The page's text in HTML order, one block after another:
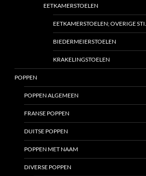
EETKAMERSTOELEN
EETKAMERSTOELEN; OVERIGE
BIEDERMEIERSTOELEN
KRAKELINGSTOELEN
POPPEN
POPPEN ALGEMEEN
FRANSE POPPEN
DUITSE POPPEN
POPPEN MET NAAM
DIVERSE POPPEN